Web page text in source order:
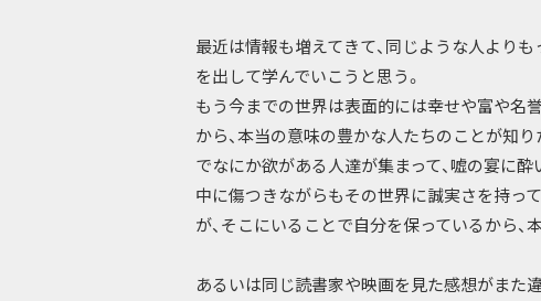
最近は情報も増えてきて、同じような人より
を出して学んでいこうと思う。
もう今までの世界は表面的には幸せや富や名
から、本当の意味の豊かな人たちのことが知
でなにか欲がある人達が集まって、嘘の宴に
中に傷つきながらもその世界に誠実さを持っ
が、そこにいることで自分を保っているから、
あるいは同じ読書家や映画を見た感想がまた